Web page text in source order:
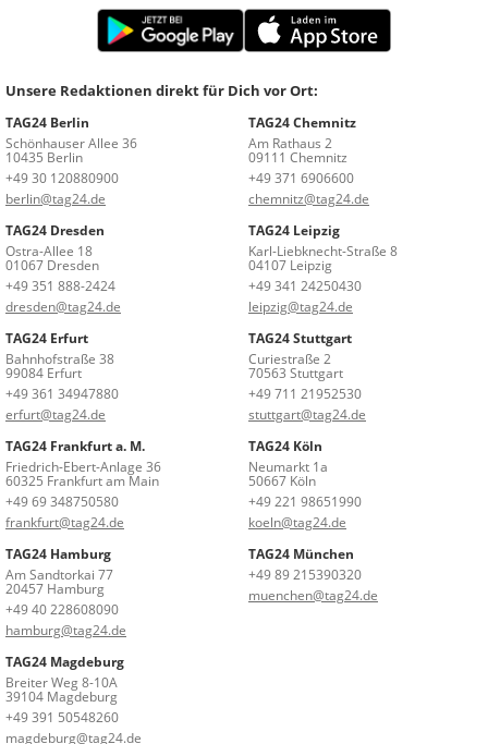
Unsere Redaktionen direkt für Dich vor Ort:
TAG24 Berlin
Schönhauser Allee 36
10435 Berlin
+49 30 120880900
berlin@tag24.de
TAG24 Chemnitz
Am Rathaus 2
09111 Chemnitz
+49 371 6906600
chemnitz@tag24.de
TAG24 Dresden
Ostra-Allee 18
01067 Dresden
+49 351 888-2424
dresden@tag24.de
TAG24 Leipzig
Karl-Liebknecht-Straße 8
04107 Leipzig
+49 341 24250430
leipzig@tag24.de
TAG24 Erfurt
Bahnhofstraße 38
99084 Erfurt
+49 361 34947880
erfurt@tag24.de
TAG24 Stuttgart
Curiestraße 2
70563 Stuttgart
+49 711 21952530
stuttgart@tag24.de
TAG24 Frankfurt a. M.
Friedrich-Ebert-Anlage 36
60325 Frankfurt am Main
+49 69 348750580
frankfurt@tag24.de
TAG24 Köln
Neumarkt 1a
50667 Köln
+49 221 98651990
koeln@tag24.de
TAG24 Hamburg
Am Sandtorkai 77
20457 Hamburg
+49 40 228608090
hamburg@tag24.de
TAG24 München
+49 89 215390320
muenchen@tag24.de
TAG24 Magdeburg
Breiter Weg 8-10A
39104 Magdeburg
+49 391 50548260
magdeburg@tag24.de